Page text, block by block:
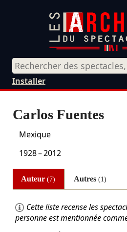
Installer
Carlos Fuentes
Mexique
1928–2012
Auteur(7) Autres (1)
Cette liste recense les
personne est mentionnée